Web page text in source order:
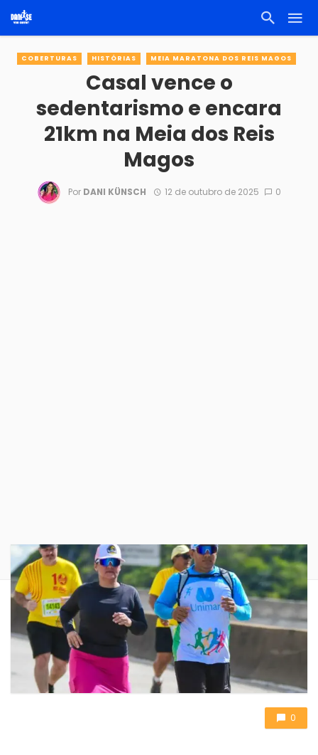
COBERTURAS HISTÓRIAS MEIA MARATONA DOS REIS MAGOS
Casal vence o
sedentarismo e encara
21km na Meia dos Reis
Magos
Por DANI KÜNSCH 12 de outubro de 2025 0
0